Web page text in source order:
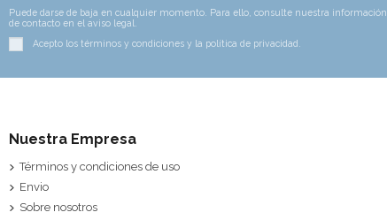
Puede darse de baja en cualquier momento. Para ello, consulte nuestra información
de contacto en el aviso legal.
Acepto los términos y condiciones y la política de privacidad.
Nuestra Empresa
Términos y condiciones de uso
Envio
Sobre nosotros